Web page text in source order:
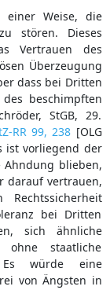
einer Weise, die
stören. Dieses
Vertrauen des
Überzeugung
dass bei Dritten
beschimpften
StGB, 29.
RR 99, 238 [OLG
ist vorliegend der
Ahndung blieben,
darauf vertrauen,
bei Dritten
sich ähnliche
ohne staatliche
Es würde eine
von Ängsten in